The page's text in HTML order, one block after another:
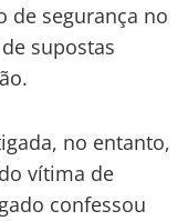
de segurança no
supostas
no entanto,
vítima de
confessou